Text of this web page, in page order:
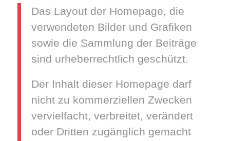
Das Layout der Homepage, die
verwendeten Bilder und Grafiken
sowie die Sammlung der Beiträge
sind urheberrechtlich geschützt.
Der Inhalt dieser Homepage darf
nicht zu kommerziellen Zwecken
vervielfacht, verbreitet, verändert
oder Dritten zugänglich gemacht